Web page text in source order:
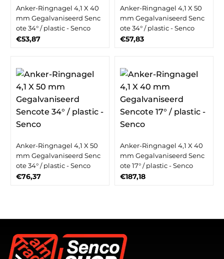
Anker-Ringnagel 4,1 X 40
mm Gegalvaniseerd Senc
ote 34° / plastic - Senco
€53,87
Anker-Ringnagel 4,1 X 50
mm Gegalvaniseerd Senc
ote 34° / plastic - Senco
€57,83
Anker-Ringnagel 4,1 X 50
mm Gegalvaniseerd Senc
ote 34° / plastic - Senco
€76,37
Anker-Ringnagel 4,1 X 40
mm Gegalvaniseerd Senc
ote 17° / plastic - Senco
€187,18